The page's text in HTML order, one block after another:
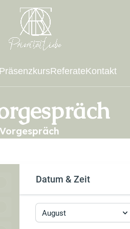
PräsenzkursReferateKontakt
Datum & Zeit
August